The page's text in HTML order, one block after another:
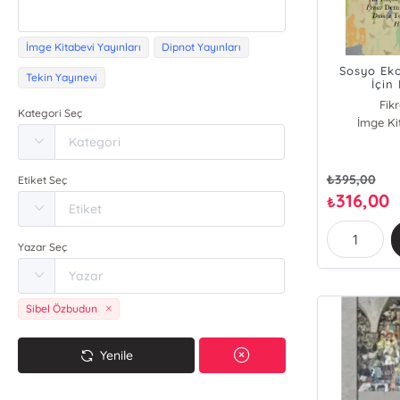
İmge Kitabevi Yayınları Dipnot Yayınları
Tekin Yayınevi
Kategori Seç
Etiket Seç
Yazar Seç
Sibel Özbudun
Yenile
Sosyo
İçin
T.
Ali
İmge
₺395,00
₺316,00